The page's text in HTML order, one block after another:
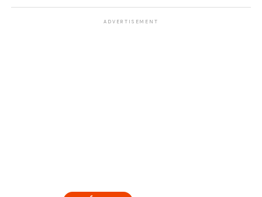
ADVERTISEMENT